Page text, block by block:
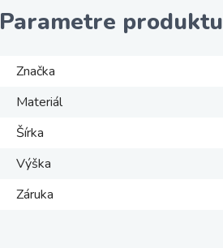
Parametre produktu
Značka
Materiál
Šírka
Výška
Záruka